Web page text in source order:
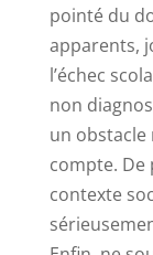
pointé du
apparents,
l’échec
non
un
compte. De
contexte